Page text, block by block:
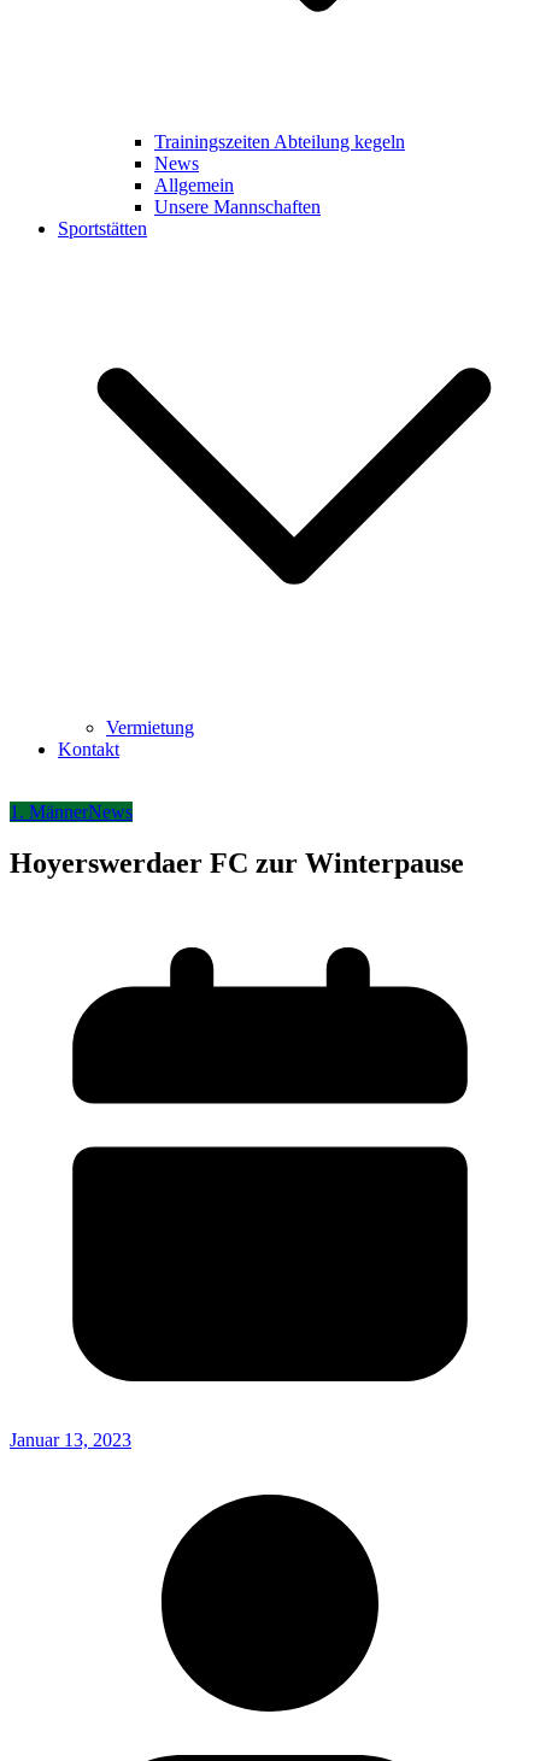
Trainingszeiten Abteilung kegeln
News
Allgemein
Unsere Mannschaften
Sportstätten
Vermietung
Kontakt
1. MännerNews
Hoyerswerdaer FC zur Winterpause
Januar 13, 2023